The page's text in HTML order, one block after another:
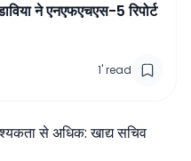
ने एनएफएचएस-5 रिपोर्ट
1'read